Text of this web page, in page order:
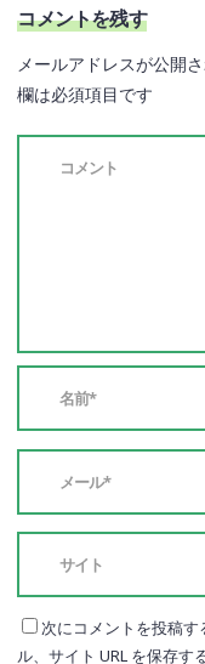
コメントを残す
メールアドレスが公開
欄は必須項目です
次にコメントを投稿
ル、サイト URL を保存する